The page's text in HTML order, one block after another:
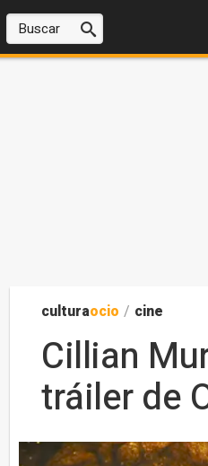
culturaocio / cine
Cillian
tráiler de